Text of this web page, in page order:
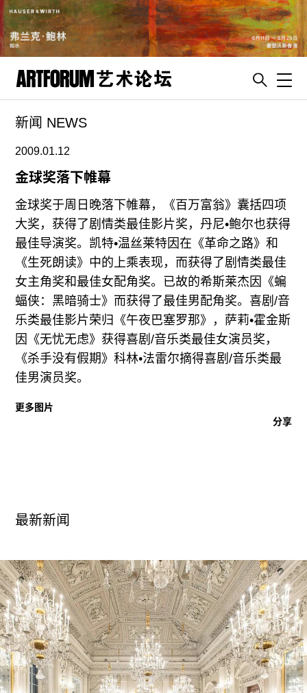
artguide
新闻
展评
杂志
专栏
视频
ENGLISH
ART & EDUCATION
广告
订阅
往期内容
新闻 NEWS
2009.01.12
金球奖落下帷幕
金球奖于周日晚落下帷幕，《百万富翁》囊括四项
大奖，获得了剧情类最佳影片奖，丹尼•鲍尔也获得
最佳导演奖。凯特•温丝莱特因在《革命之路》和
《生死朗读》中的上乘表现，而获得了剧情类最佳
女主角奖和最佳女配角奖。已故的希斯莱杰因《蝙
蝠侠：黑暗骑士》而获得了最佳男配角奖。喜剧/音
乐类最佳影片荣归《午夜巴塞罗那》，萨莉•霍金斯
因《无忧无虑》获得喜剧/音乐类最佳女演员奖，
《杀手没有假期》科林•法雷尔摘得喜剧/音乐类最
佳男演员奖。
更多图片
分享
最新新闻